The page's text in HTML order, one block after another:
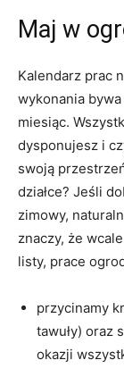
Maj w
Kalendarz prac
wykonania
miesiąc.
dysponujesz i
swoją
działce? Jeśli
zimowy,
znaczy, że
listy, prace
przycinamy
tawuły) oraz
okazji